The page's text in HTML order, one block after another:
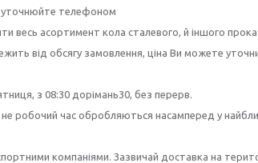
уточнюйте телефоном
весь асортимент кола сталевого, й іншого
від обсягу замовлення, ціна Ви можете
з 08:30 дорімань30, без перерв.
не робочий час обробляються насамперед у
компаніями. Зазвичай доставка на